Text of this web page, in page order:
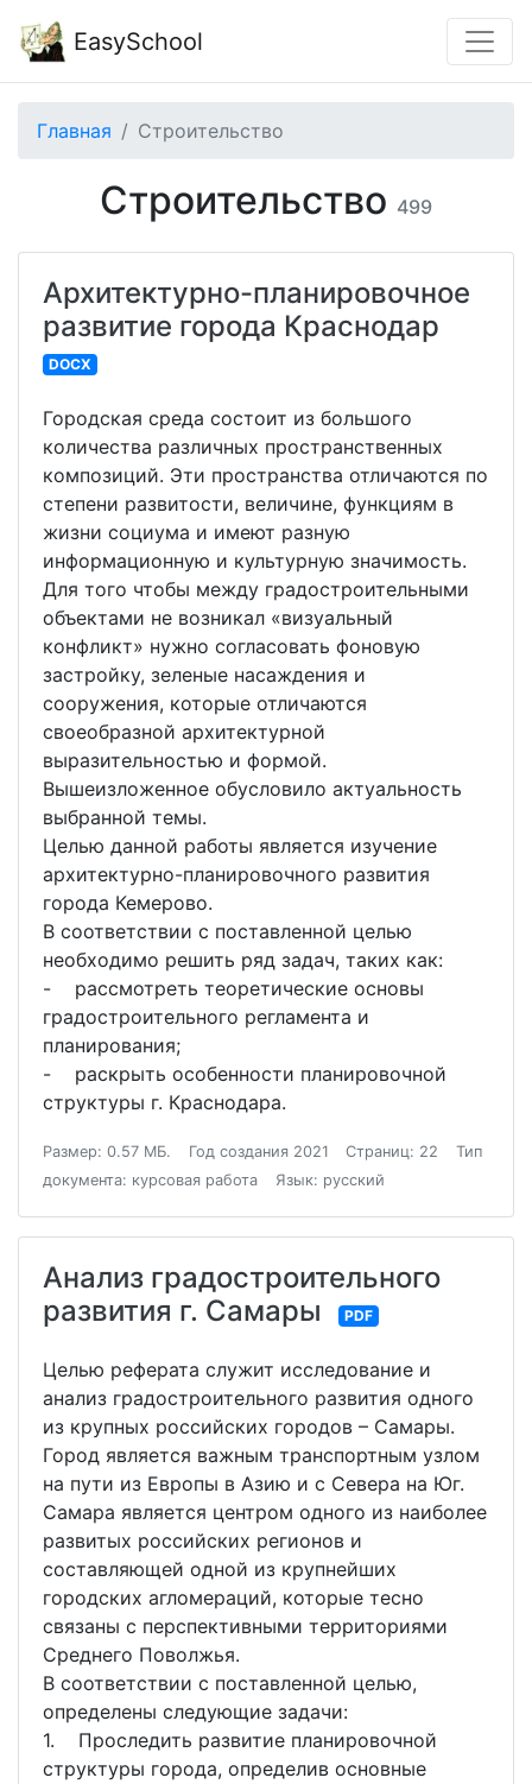
EasySchool
Главная Строительство
Строительство 499
Архитектурно-планировочное
развитие города Краснодар
DOCX
Городская среда состоит из большого
количества различных пространственных
композиций. Эти пространства отличаются по
степени развитости, величине, функциям в
жизни социума и имеют разную
информационную и культурную значимость.
Для того чтобы между градостроительными
объектами не возникал «визуальный
конфликт» нужно согласовать фоновую
застройку, зеленые насаждения и
сооружения, которые отличаются
своеобразной архитектурной
выразительностью и формой.
Вышеизложенное обусловило актуальность
выбранной темы.
Целью данной работы является изучение
архитектурно-планировочного развития
города Кемерово.
В соответствии с поставленной целью
необходимо решить ряд задач, таких как:
- рассмотреть теоретические основы
градостроительного регламента и
планирования;
- раскрыть особенности планировочной
структуры г. Краснодара.
Размер: 0.57 МБ. Год создания 2021 Страниц: 22
Тип
документа: курсовая работа
Язык: русский
Анализ градостроительного
развития г. Самары
PDF
Целью реферата служит исследование и
анализ градостроительного развития одного
из крупных российских городов – Самары.
Город является важным транспортным узлом
на пути из Европы в Азию и с Севера на Юг.
Самара является центром одного из наиболее
развитых российских регионов и
составляющей одной из крупнейших
городских агломераций, которые тесно
связаны с перспективными территориями
Среднего Поволжья.
В соответствии с поставленной целью,
определены следующие задачи:
1. Проследить развитие планировочной
структуры города, определив основные